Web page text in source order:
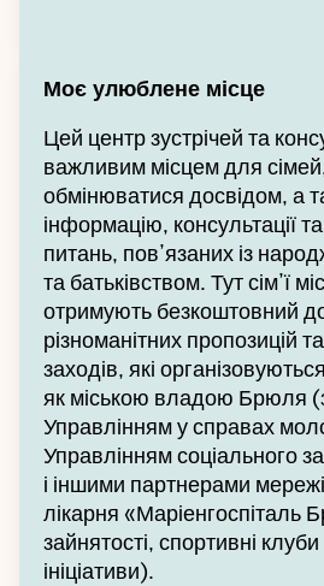
Моє улюблене місце
Цей центр зустрічей та
важливим місцем для
обмінюватися досвідом, а
інформацію, консультації
питань, пов’язаних із
та батьківством. Тут сім’ї
отримують безкоштовний
різноманітних пропозицій
заходів, які
як міською владою Брюля
Управлінням у справах
Управлінням соціального
і іншими партнерами
лікарня «Маріенгоспіталь
зайнятості, спортивні клуби
ініціативи).